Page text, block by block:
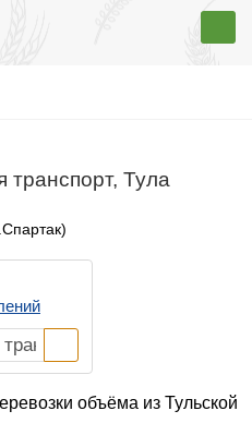
транспорт, Тула
объёма из Тульской